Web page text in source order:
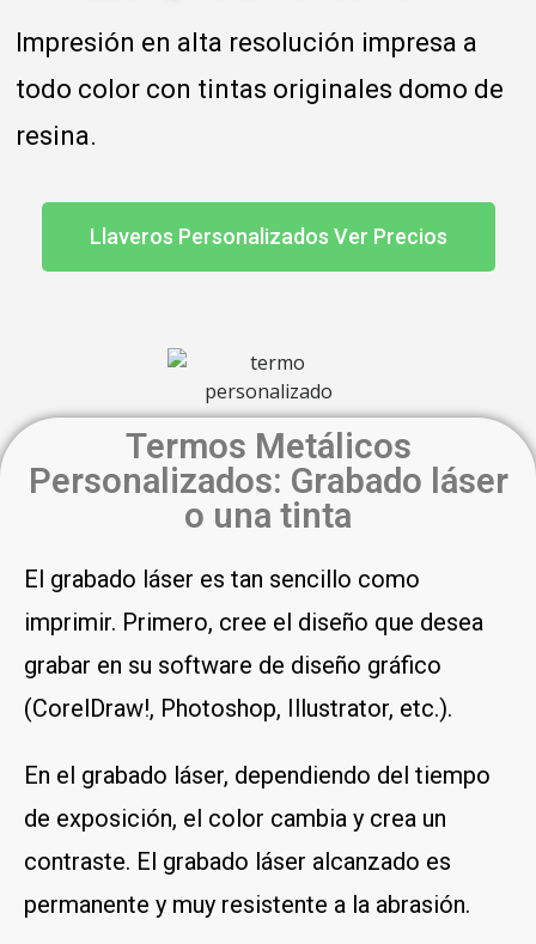
Impresión en alta resolución impresa a
todo color con tintas originales domo de
resina.
Llaveros Personalizados Ver Precios
Termos Metálicos
Personalizados: Grabado láser
o una tinta
El grabado láser es tan sencillo como
imprimir. Primero, cree el diseño que desea
grabar en su software de diseño gráfico
(CorelDraw!, Photoshop, Illustrator, etc.).
En el grabado láser, dependiendo del tiempo
de exposición, el color cambia y crea un
contraste. El grabado láser alcanzado es
permanente y muy resistente a la abrasión.